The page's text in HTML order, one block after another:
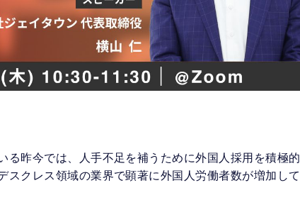
る昨今では、人手不足を補うために外国人採用を積極的
スクレス領域の業界で顕著に外国人労働者数が増加して